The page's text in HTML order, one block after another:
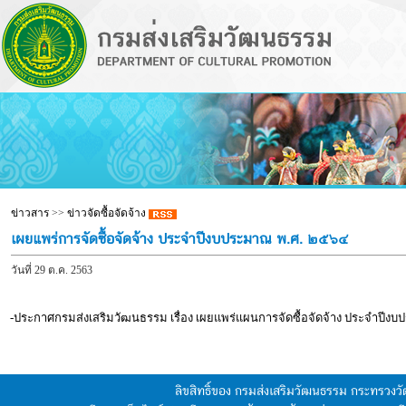
ข่าวสาร>> ข่าวจัดซื้อจัดจ้าง
เผยแพร่การจัดซื้อจัดจ้าง ประจำปีงบประมาณ พ.ศ. ๒๕๖๔
วันที่ 29 ต.ค. 2563
-ประกาศกรมส่งเสริมวัฒนธรรม เรื่อง เผยแพร่แผนการจัดซื้อจัดจ้าง ประจำปีง
ลิขสิทธิ์ของ กรมส่งเสริมวัฒนธรรม กระทรว